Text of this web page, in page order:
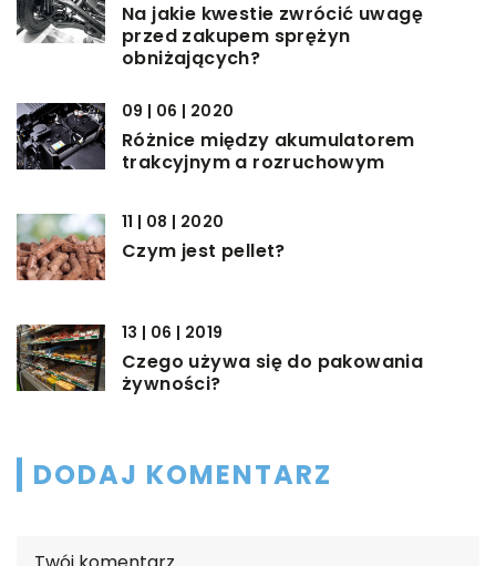
Na jakie kwestie zwrócić uwagę
przed zakupem sprężyn
obniżających?
09 | 06 | 2020
Różnice między akumulatorem
trakcyjnym a rozruchowym
11 | 08 | 2020
Czym jest pellet?
13 | 06 | 2019
Czego używa się do pakowania
żywności?
DODAJ KOMENTARZ